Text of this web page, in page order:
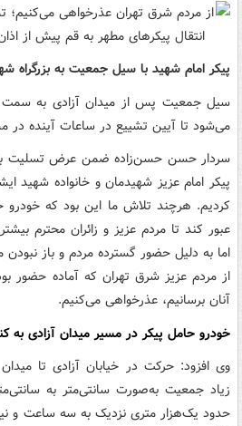
پیکر امام شهید با سیل جمعیت به بزرگراه
سیل جمعیت پس از میدان آزادی به سمت
می‌شود تا آیین تشییع در ساعات آینده در
سردار حسن حسن‌زاده ضمن عرض تسلیت
پیکر امام عزیز شهیدمان و خانواده شهید
کردیم. هرچند تلاش ما این بود که خودرو
عبور کند تا مردم عزیز و زائران محترم
اما به دلیل حضور گسترده مردم و باز نبودن
از مردم عزیز شرق تهران که آماده حضور
آنان برسانیم، عذرخواهی می‌کنیم.
خودرو حامل پیکر در مسیر میدان آزادی به
وی افزود: حرکت در خیابان آزادی تا
زیاد جمعیت به‌صورت سانتی‌متر به
حدود یک‌هزار متری نزدیک به سه ساعت و